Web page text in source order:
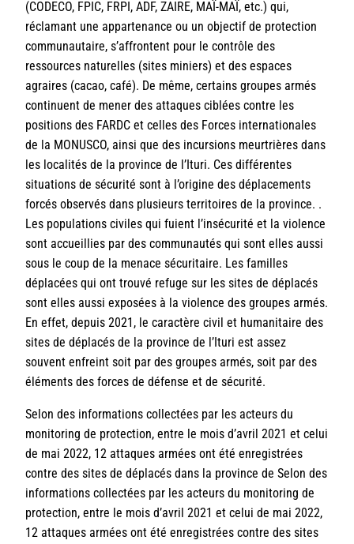
(CODECO, FPIC, FRPI, ADF, ZAIRE, MAÏ-MAÏ, etc.) qui,
réclamant une appartenance ou un objectif de protection
communautaire, s’affrontent pour le contrôle des
ressources naturelles (sites miniers) et des espaces
agraires (cacao, café). De même, certains groupes armés
continuent de mener des attaques ciblées contre les
positions des FARDC et celles des Forces internationales
de la MONUSCO, ainsi que des incursions meurtrières dans
les localités de la province de l’Ituri. Ces différentes
situations de sécurité sont à l’origine des déplacements
forcés observés dans plusieurs territoires de la province. .
Les populations civiles qui fuient l’insécurité et la violence
sont accueillies par des communautés qui sont elles aussi
sous le coup de la menace sécuritaire. Les familles
déplacées qui ont trouvé refuge sur les sites de déplacés
sont elles aussi exposées à la violence des groupes armés.
En effet, depuis 2021, le caractère civil et humanitaire des
sites de déplacés de la province de l’Ituri est assez
souvent enfreint soit par des groupes armés, soit par des
éléments des forces de défense et de sécurité.
Selon des informations collectées par les acteurs du
monitoring de protection, entre le mois d’avril 2021 et celui
de mai 2022, 12 attaques armées ont été enregistrées
contre des sites de déplacés dans la province de Selon des
informations collectées par les acteurs du monitoring de
protection, entre le mois d’avril 2021 et celui de mai 2022,
12 attaques armées ont été enregistrées contre des sites